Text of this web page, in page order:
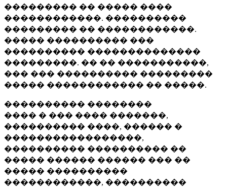
��������� �� ����� ����
������������. ����������
��������� �� ������������.
����� ���������� ���
���������� ��������������
���������. �� �� �����������,
��� ��� ���������� ���������
����� ������������ �� �����.
���������� ��������
���� � ��� ���� �������,
���������� ����, ������ �
�����������������,
���������� ���������� ��
����� ������ ������ ��� ��
����� ����������
������������, ����������